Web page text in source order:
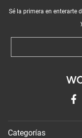
Sé la primera en enterarte
Categorías